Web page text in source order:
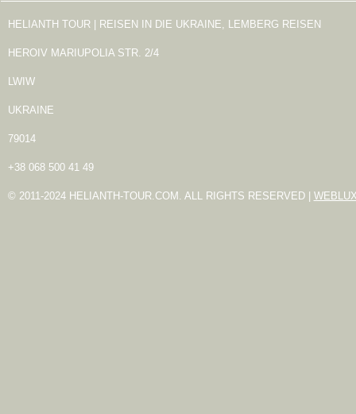
HELIANTH TOUR | REISEN IN DIE UKRAINE, LEMBERG REISEN
HEROIV MARIUPOLIA STR. 2/4
LWIW
UKRAINE
79014
+38 068 500 41 49
© 2011-2024 HELIANTH-TOUR.COM. ALL RIGHTS RESERVED |